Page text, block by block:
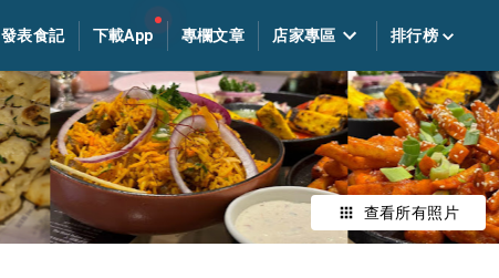
發表食記 下載App 專欄文章 店家專區 排行榜
查看所有照片